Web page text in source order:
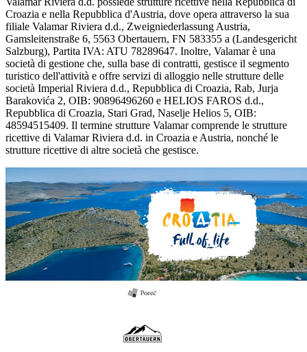
Croazia e nella Repubblica d'Austria, dove opera attraverso la sua
filiale Valamar Riviera d.d., Zweigniederlassung Austria,
Gamsleitenstraße 6, 5563 Obertauern, FN 583355 a (Landesgericht
Salzburg), Partita IVA: ATU 78289647. Inoltre, Valamar è una
società di gestione che, sulla base di contratti, gestisce il segmento
turistico dell'attività e offre servizi di alloggio nelle strutture delle
società Imperial Riviera d.d., Repubblica di Croazia, Rab, Jurja
Barakovića 2, OIB: 90896496260 e HELIOS FAROS d.d.,
Repubblica di Croazia, Stari Grad, Naselje Helios 5, OIB:
48594515409. Il termine strutture Valamar comprende le strutture
ricettive di Valamar Riviera d.d. in Croazia e Austria, nonché le
strutture ricettive di altre società che gestisce.